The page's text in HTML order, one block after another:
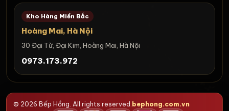
Kho Hàng Miền Bắc
Hoàng Mai, Hà Nội
30 Đại Từ, Đại Kim, Hoàng Mai, Hà Nội
0973.173.972
© 2026 Bếp Hồng. All rights reserved. bephong.com.vn